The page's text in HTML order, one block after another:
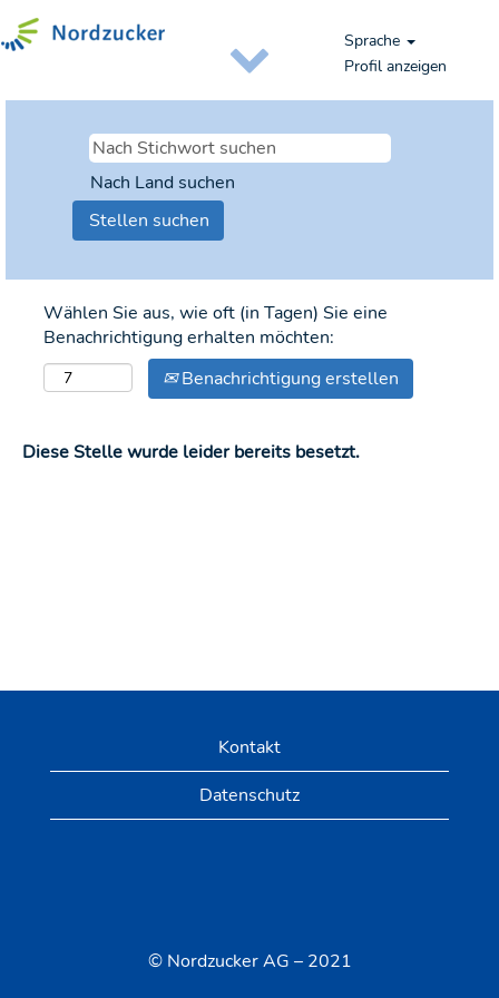
Sprache
Profil anzeigen
Nach Land suchen
Wählen Sie aus, wie oft (in Tagen) Sie eine
Benachrichtigung erhalten möchten:
Benachrichtigung erstellen
Diese Stelle wurde leider bereits besetzt.
Kontakt
Datenschutz
© Nordzucker AG – 2021